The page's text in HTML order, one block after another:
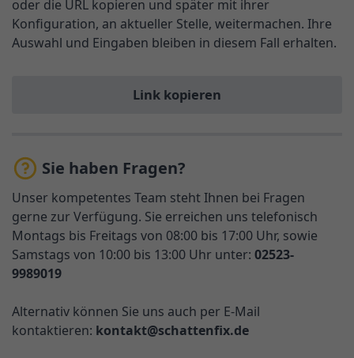
oder die URL kopieren und später mit ihrer
Konfiguration, an aktueller Stelle, weitermachen. Ihre
Auswahl und Eingaben bleiben in diesem Fall erhalten.
Link kopieren
Sie haben Fragen?
Unser kompetentes Team steht Ihnen bei Fragen
gerne zur Verfügung. Sie erreichen uns telefonisch
Montags bis Freitags von 08:00 bis 17:00 Uhr, sowie
Samstags von 10:00 bis 13:00 Uhr unter: 02523-
9989019
Alternativ können Sie uns auch per E-Mail
kontaktieren: kontakt@schattenfix.de